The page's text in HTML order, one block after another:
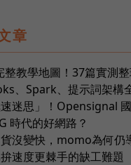
章
教學地圖！37篇實測整
、Spark、提示詞架構
迷思」！Opensignal
時代的好網路？
沒變快，momo為何仍
速度更棘手的缺工難題